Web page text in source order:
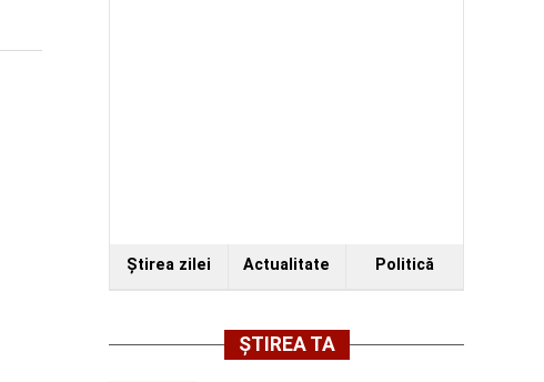
Ştirea zilei Actualitate Politică
ȘTIREA TA